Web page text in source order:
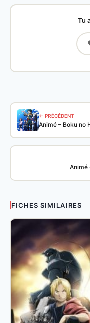
Tu
← PRÉCÉDENT
Animé – Boku no
Animé
FICHES SIMILAIRES